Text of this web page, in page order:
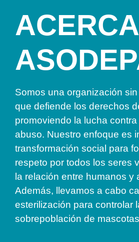
Somos una organización
que defiende los derechos
promoviendo la lucha
abuso. Nuestro enfoque es
transformación social para
respeto por todos los seres
la relación entre humanos y
Además, llevamos a cabo
esterilización para controlar
sobrepoblación de